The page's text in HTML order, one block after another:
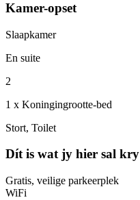
Kamer-opset
Slaapkamer
En suite
2
1 x Koningingrootte-bed
Stort, Toilet
Dít is wat jy hier sal kry
Gratis, veilige parkeerplek
WiFi